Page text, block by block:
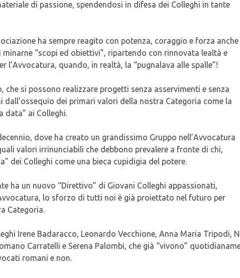
di passione, spendendosi in difesa dei Colleghi in tante
ha sempre reagito con potenza, coraggio e forza anche
“scopi ed obiettivi”, ripartendo con rinnovata lealtà e
l’Avvocatura, quando, in realtà, la “pugnalava alle spalle”!
che si possono realizzare progetti senza asservimenti e senza
dall’ossequio dei primari valori della nostra Categoria come la
data” ai Colleghi.
dove ha creato un grandissimo Gruppo nell’Avvocatura
valori irrinunciabili che debbono prevalere a fronte di chi,
dei Colleghi come una bieca cupidigia del potere.
ha un nuovo “Direttivo” di Giovani Colleghi appassionati,
lo sforzo di tutti noi è già proiettato nel futuro per
Categoria.
Irene Badaracco, Leonardo Vecchione, Anna Maria Tripodi,
Carratelli e Serena Palombi, che già “vivono”
romani e non.